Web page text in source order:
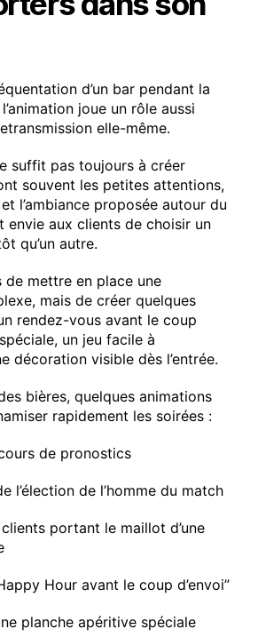
d’un bar pendant la
joue un rôle aussi
elle-même.
suffit pas toujours à créer
souvent les petites attentions,
l’ambiance proposée autour du
envie aux clients de choisir un
qu’un autre.
de mettre en place une
mais de créer quelques
rendez-vous avant le coup
un jeu facile à
décoration visible dès l’entrée.
bières, quelques animations
rapidement les soirées :
de pronostics
l’élection de l’homme du match
portant le maillot d’une
Hour avant le coup d’envoi”
planche apéritive spéciale